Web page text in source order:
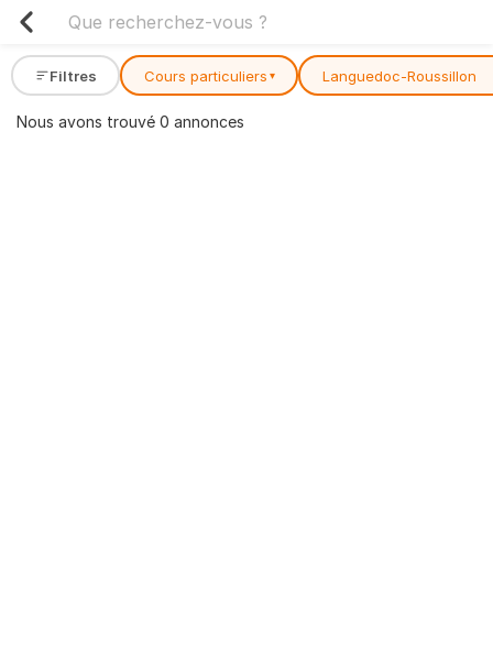
Filtres Cours particuliers ▾ Languedoc-Roussillon
Nous avons trouvé 0 annonces